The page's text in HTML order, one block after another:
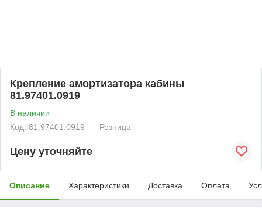
Крепление амортизатора кабины
81.97401.0919
В наличии
Код: 81.97401.0919
Розница
Цену уточняйте
Описание Характеристики Доставка Оплата